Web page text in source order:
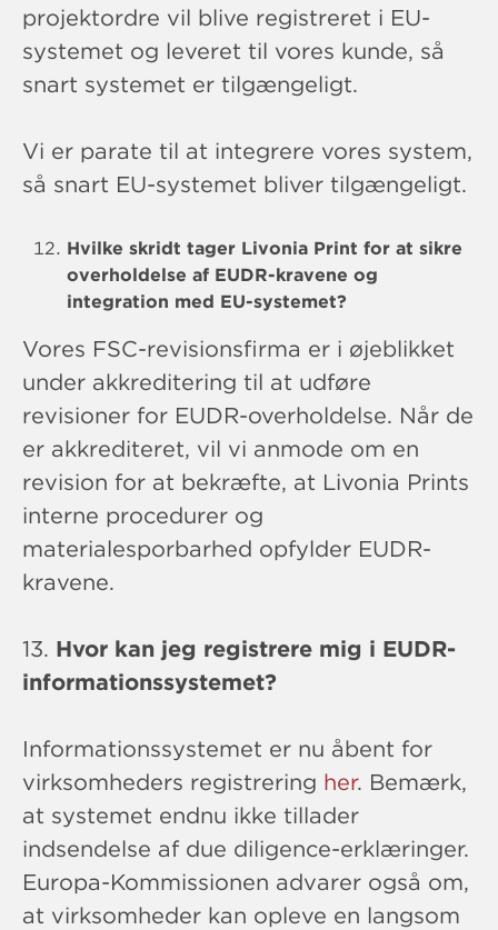
projektordre vil blive registreret i EU-
systemet og leveret til vores kunde, så
snart systemet er tilgængeligt.
Vi er parate til at integrere vores system,
så snart EU-systemet bliver tilgængeligt.
Hvilke skridt tager Livonia Print for at sikre
overholdelse af EUDR-kravene og
integration med EU-systemet?
Vores FSC-revisionsfirma er i øjeblikket
under akkreditering til at udføre
revisioner for EUDR-overholdelse. Når de
er akkrediteret, vil vi anmode om en
revision for at bekræfte, at Livonia Prints
interne procedurer og
materialesporbarhed opfylder EUDR-
kravene.
13. Hvor kan jeg registrere mig i EUDR-
informationssystemet?
Informationssystemet er nu åbent for
virksomheders registrering her. Bemærk,
at systemet endnu ikke tillader
indsendelse af due diligence-erklæringer.
Europa-Kommissionen advarer også om,
at virksomheder kan opleve en langsom